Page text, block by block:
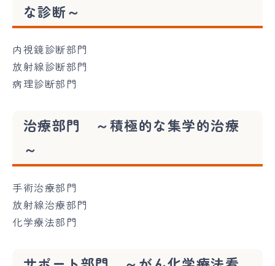
な診断～
内視鏡診断部門
放射線診断部門
病理診断部門
治療部門 ～積極的な集学的治療
～
手術治療部門
放射線治療部門
化学療法部門